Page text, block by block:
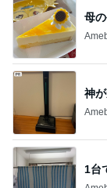
母
神
1台